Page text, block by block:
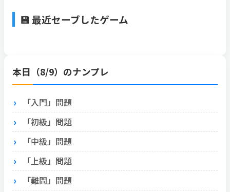
💾 最近セーブしたゲーム
本日（8/9）のナンプレ
「入門」問題
「初級」問題
「中級」問題
「上級」問題
「難問」問題